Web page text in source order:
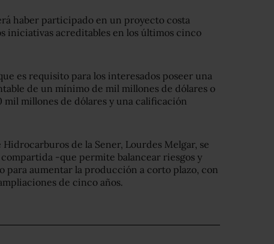
haber participado en un proyecto costa
iniciativas acreditables en los últimos cinco
es requisito para los interesados poseer una
de un mínimo de mil millones de dólares o
mil millones de dólares y una calificación
de la Sener, Lourdes Melgar, se
-que permite balancear riesgos y
para aumentar la producción a corto plazo, con
de cinco años.